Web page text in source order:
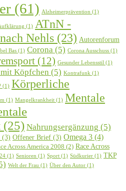
(61) Alzheimerprävention (1)
(1) ATnN -
Nehls (23) Autorenforum
Bas (1) Corona (5) Corona Ausschuss (1)
(12) Gesunder Lebensstil (1)
Köpfchen (5) Kontrafunk (1)
(1) Körperliche
(1) Mangelkrankheit (1) Mentale
(25) Nahrungsergänzung (5)
(3) Offener Brief (3) Omega 3 (4)
Across America 2008 (2) Race Across
(1) Senioren (1) Sport (1) Südkurier (1) TKP
Welt der Frau (1) Über den Autor (1)